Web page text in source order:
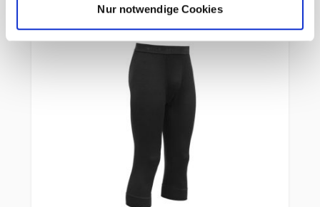
Nur notwendige Cookies